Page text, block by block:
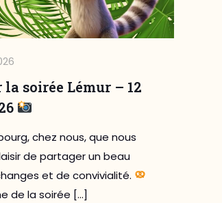
la soirée Lémur – 12
chez nous, que nous
de partager un beau
et de convivialité.
de la soirée […]